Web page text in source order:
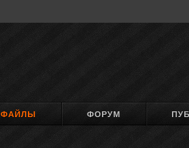
ФАЙЛЫ ФОРУМ